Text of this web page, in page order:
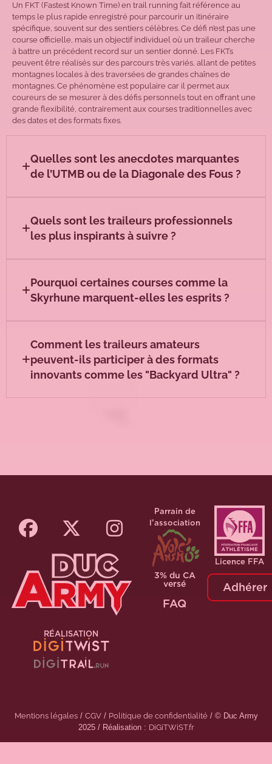
Un FKT (Fastest Known Time) en trail running fait référence au
temps le plus rapide enregistré pour parcourir un itinéraire
spécifique, souvent sur des sentiers célèbres. Ce défi n’est pas une
course officielle, mais un objectif individuel où un traileur cherche
à battre un précédent record sur un sentier donné. Les FKTs
peuvent être réalisés sur des parcours très variés, allant de petites
montagnes locales à des traversées de grandes chaînes de
montagnes. Ce phénomène est populaire car il permet aux
coureurs de se mesurer à des défis personnels tout en offrant une
grande flexibilité, contrairement aux courses traditionnelles avec
des dates et des formats fixes.
Quelles sont les anecdotes marquantes
de l’UTMB ou de la Diagonale des Fous ?
Quels sont les traileurs professionnels
les plus inspirants à suivre ?
Pourquoi certaines courses comme la
Skyrhune marquent-elles les esprits ?
Comment les traileurs amateurs
peuvent-ils participer à des formats
innovants comme les "Backyard Ultra" ?
RÉALISATION
Parrain de
l’association
3% du CA
versé
FAQ
Licence FFA
Adhérer
Mentions légales/ CGV/ Politique de confidentialité/ © Duc Army
2025 / Réalisation : DiGiTWiST.fr